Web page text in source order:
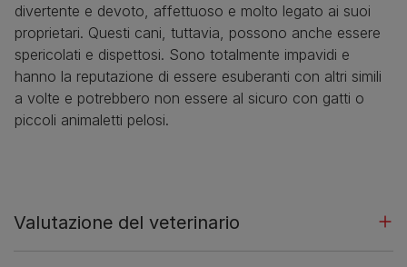
divertente e devoto, affettuoso e molto legato ai suoi
proprietari. Questi cani, tuttavia, possono anche essere
spericolati e dispettosi. Sono totalmente impavidi e
hanno la reputazione di essere esuberanti con altri simili
a volte e potrebbero non essere al sicuro con gatti o
piccoli animaletti pelosi.
Valutazione del veterinario